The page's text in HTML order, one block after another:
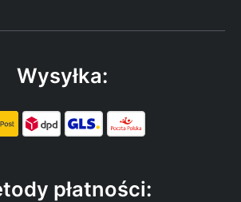
Wysyłka:
płatności: